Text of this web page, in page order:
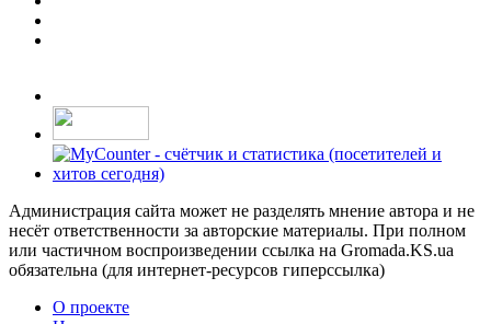
Администрация сайта может не разделять мнение автора и не
несёт ответственности за авторские материалы. При полном
или частичном воспроизведении ссылка на Gromada.KS.ua
обязательна (для интернет-ресурсов гиперссылка)
О проекте